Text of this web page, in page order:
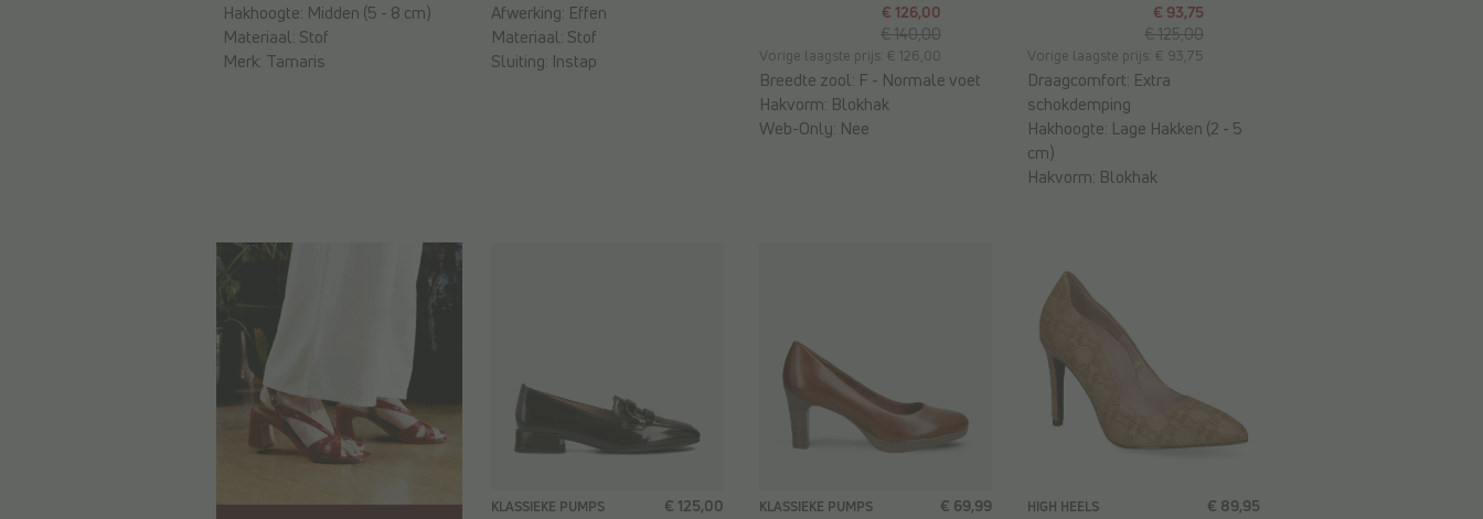
Hakhoogte: Midden (5 - 8 cm)
Materiaal: Stof
Merk: Tamaris
Afwerking: Effen
Materiaal: Stof
Sluiting: Instap Vorige laagste prijs: € 126,00
€ 140,00
€ 126,00
Breedte zool: F - Normale voet
Hakvorm: Blokhak
Web-Only: Nee
Vorige laagste prijs: € 93,75
€ 125,00
€ 93,75
Draagcomfort: Extra
schokdemping
Hakhoogte: Lage Hakken (2 - 5
cm)
Hakvorm: Blokhak
KLASSIEKE PUMPS
€ 125,00
KLASSIEKE PUMPS
€ 69,99
HIGH HEELS
€ 89,95